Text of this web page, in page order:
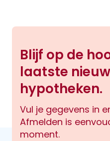
Blijf op de
laatste
hypotheken.
Vul je gegevens in
Afmelden is
moment.